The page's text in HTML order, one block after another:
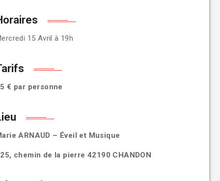
15 Avril à 19h
€ par personne
ARNAUD – Éveil et Musique
chemin de la pierre 42190 CHANDON